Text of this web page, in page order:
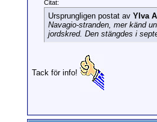
Citat:
Ursprungligen postat av Ylva A
Navagio-stranden, mer känd
jordskred. Den stängdes i
Tack för info!